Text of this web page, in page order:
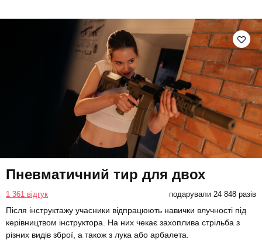
Пневматичний тир для двох
1 361 відгук подарували 24 848 разів
Після інструктажу учасники відпрацюють навички влучності під
керівництвом інструктора. На них чекає захоплива стрільба з
різних видів зброї, а також з лука або арбалета.